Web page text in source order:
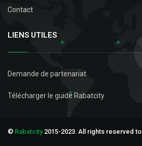
Contact
LIENS UTILES
Demande de partenariat
Télécharger le guide Rabatcity
© Rabatcity2015-2023. All rights reserved to